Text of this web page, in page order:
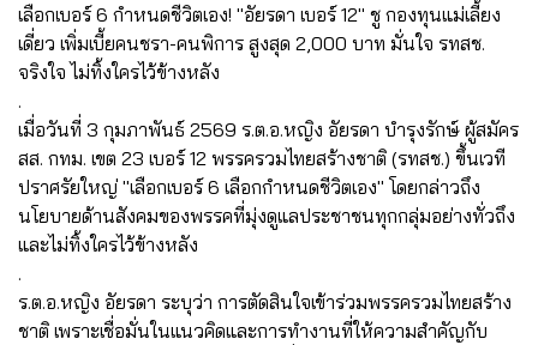
เลือกเบอร์ 6 กำหนดชีวิตเอง! "อัยรดา เบอร์ 12" ชู กองทุนแม่เลี้ยง
เดี่ยว เพิ่มเบี้ยคนชรา-คนพิการ สูงสุด 2,000 บาท มั่นใจ รทสช.
จริงใจ ไม่ทิ้งใครไว้ข้างหลัง
.
เมื่อวันที่ 3 กุมภาพันธ์ 2569 ร.ต.อ.หญิง อัยรดา บำรุงรักษ์ ผู้สมัคร
สส. กทม. เขต 23 เบอร์ 12 พรรครวมไทยสร้างชาติ (รทสช.) ขึ้นเวที
ปราศรัยใหญ่ "เลือกเบอร์ 6 เลือกกำหนดชีวิตเอง" โดยกล่าวถึง
นโยบายด้านสังคมของพรรคที่มุ่งดูแลประชาชนทุกกลุ่มอย่างทั่วถึง
และไม่ทิ้งใครไว้ข้างหลัง
.
ร.ต.อ.หญิง อัยรดา ระบุว่า การตัดสินใจเข้าร่วมพรรครวมไทยสร้าง
ชาติ เพราะเชื่อมั่นในแนวคิดและการทำงานที่ให้ความสำคัญกับ